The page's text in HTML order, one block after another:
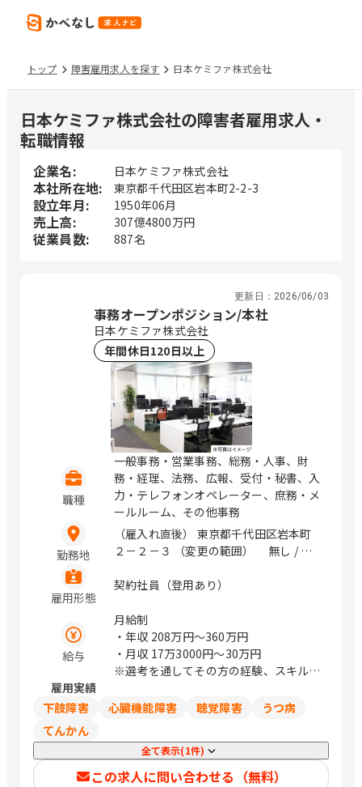
トップ 障害雇用求人を探す 日本ケミファ株式会社
日本ケミファ株式会社の障害者雇用求人・
転職情報
企業名: 日本ケミファ株式会社
本社所在地: 東京都千代田区岩本町2-2-3
設立年月: 1950年06月
売上高: 307億4800万円
従業員数: 887名
更新日： 2026/06/03
事務オープンポジション/本社
日本ケミファ株式会社
年間休日120日以上
職種
一般事務・営業事務、総務・人事、財
務・経理、法務、広報、受付・秘書、入
力・テレフォンオペレーター、庶務・メ
ールルーム、その他事務
勤務地
（雇入れ直後） 東京都千代田区岩本町
２－２－３ （変更の範囲） 無し / 神
雇用形態
契約社員（登用あり）
給与
月給制
・年収 208万円〜360万円
・月収 17万3000円〜30万円
※選考を通してその方の経験、スキルに
雇用実績
下肢障害
心臓機能障害 聴覚障害
うつ病
てんかん
全て表示(1件)
この求人に問い合わせる（無料）